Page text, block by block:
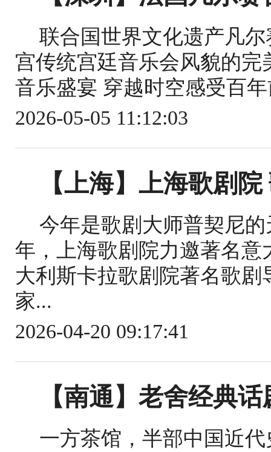
联合国世界文化遗产凡
宫传统宫廷音乐会风貌的
音乐盛宴 穿越时空感受百
2026-05-05 11:12:03
【上海】上海歌剧
今年是歌剧大师普契尼
年，上海歌剧院力邀著名
大利斯卡拉歌剧院著名歌
家...
2026-04-20 09:17:41
【南通】老舍经典
一方茶馆，半部中国近